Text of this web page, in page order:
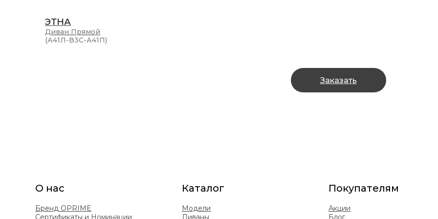
ЭТНА
Диван Прямой
(А41Л-В3С-А41П)
Заказать
О нас
Бренд OPRIME
Сертификаты и Номинации
Каталог
Модели
Диваны
Покупателям
Акции
Блог